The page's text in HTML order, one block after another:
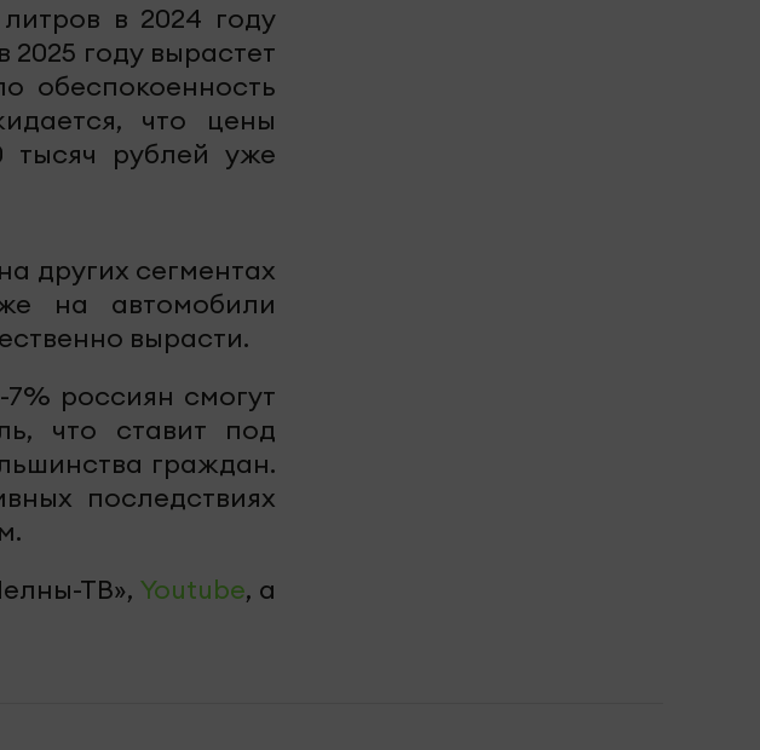
в 2024 году
2025 году вырастет
обеспокоенность
что цены
тысяч рублей уже
других сегментах
на автомобили
вырасти.
россиян смогут
что ставит под
граждан.
последствиях
ТВ», Youtube, а